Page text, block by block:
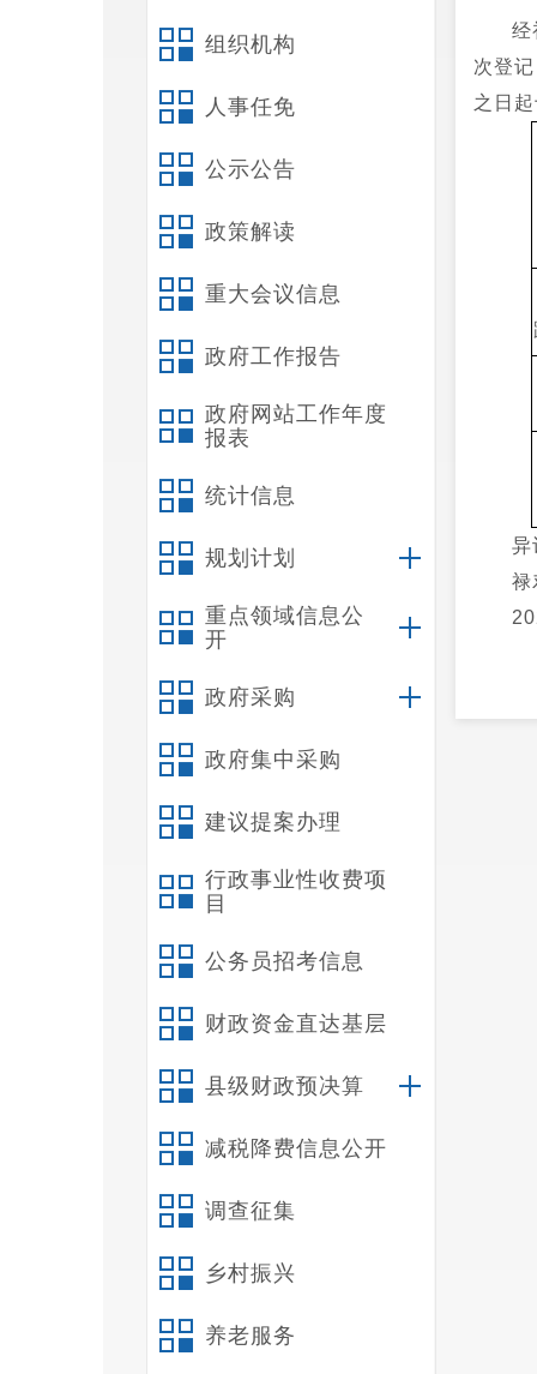
组织机构
人事任免
公示公告
政策解读
重大会议信息
政府工作报告
政府网站工作年度
报表
统计信息
规划计划
重点领域信息公
开
政府采购
政府集中采购
建议提案办理
行政事业性收费项
目
公务员招考信息
财政资金直达基层
县级财政预决算
减税降费信息公开
调查征集
乡村振兴
养老服务
经
次登
之日
异